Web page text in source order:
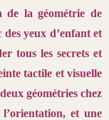
de la géométrie de
yeux d’enfant et
tous les secrets et
tactile et visuelle
deux géométries chez
l’orientation,et une